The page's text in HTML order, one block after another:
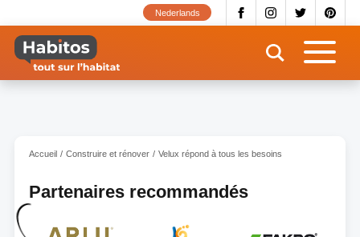
contenu
principal
Nederlands
Accueil Construire et rénover Velux répond à tous les besoins
Partenaires recommandés